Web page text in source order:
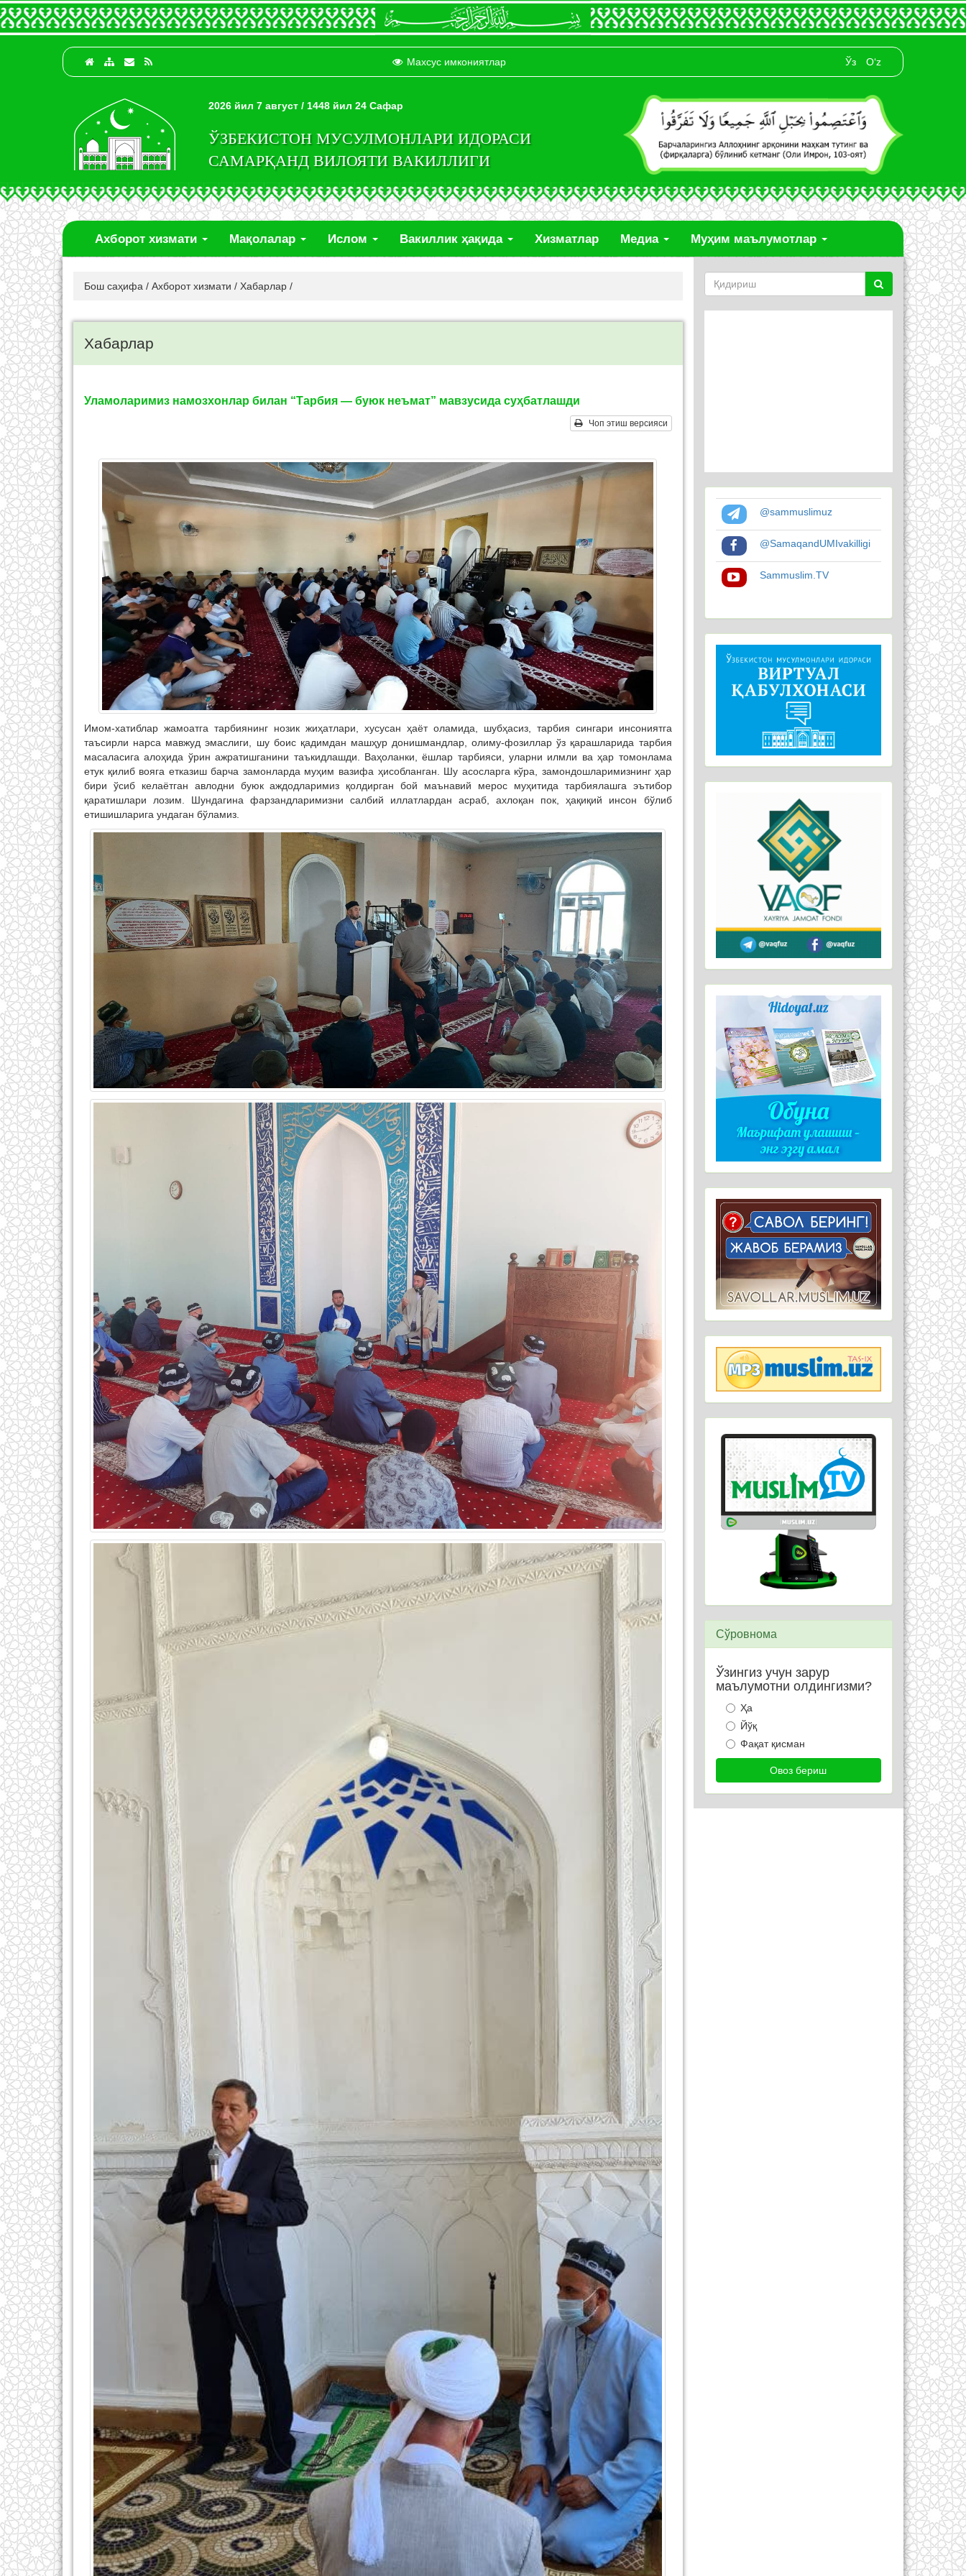
Махсус имкониятлар Ўз O‘z
2026 йил 7 август / 1448 йил 24 Сафар
ЎЗБЕКИСТОН МУСУЛМОНЛАРИ ИДОРАСИ
САМАРҚАНД ВИЛОЯТИ ВАКИЛЛИГИ
Ахборот хизмати Мақолалар Ислом Вакиллик ҳақида Хизматлар Медиа Муҳим маълумотлар
Бош саҳифа / Ахборот хизмати / Хабарлар /
Хабарлар
Уламоларимиз намозхонлар билан “Тарбия — буюк неъмат” мавзусида суҳбатлашди
Чоп этиш версияси
Имом-хатиблар жамоатга тарбиянинг нозик жиҳатлари, хусусан ҳаёт оламида, шубҳасиз, тарбия сингари инсониятга
таъсирли нарса мавжуд эмаслиги, шу боис қадимдан машҳур донишмандлар, олиму-фозиллар ўз қарашларида тарбия
масаласига алоҳида ўрин ажратишганини таъкидлашди. Ваҳоланки, ёшлар тарбияси, уларни илмли ва ҳар томонлама
етук қилиб вояга етказиш барча замонларда муҳим вазифа ҳисобланган. Шу асосларга кўра, замондошларимизнинг ҳар
бири ўсиб келаётган авлодни буюк аждодларимиз қолдирган бой маънавий мерос муҳитида тарбиялашга эътибор
қаратишлари лозим. Шундагина фарзандларимизни салбий иллатлардан асраб, ахлоқан пок, ҳақиқий инсон бўлиб
етишишларига ундаган бўламиз.
@sammuslimuz
@SamaqandUMIvakilligi
Sammuslim.TV
Сўровнома
Ўзингиз учун зарур
маълумотни олдингизми?
Ҳа
Йўқ
Фақат қисман